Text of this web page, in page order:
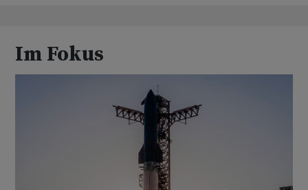
Im Fokus